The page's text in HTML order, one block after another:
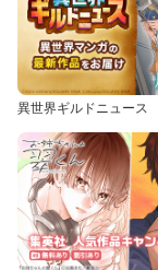
異世界ギルドニュース